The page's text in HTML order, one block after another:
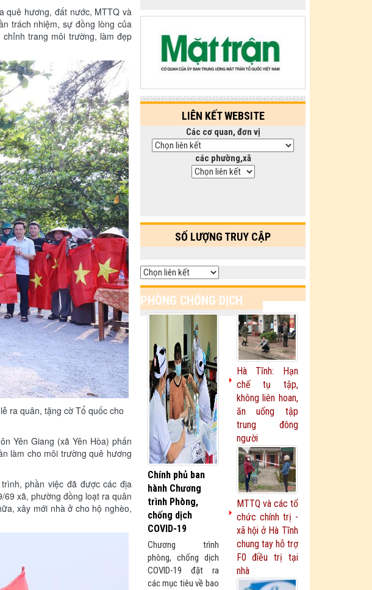
quê hương, đất nước, MTTQ và
trách nhiệm, sự đồng lòng của
trang môi trường, làm đẹp
ra quân, tặng cờ Tổ quốc cho
Yên Giang (xã Yên Hòa) phấn
làm cho môi trường quê hương
phần việc đã được các địa
xã, phường đồng loạt ra quân
xây mới nhà ở cho hộ nghèo,
LIÊN KẾT WEBSITE
Các cơ quan, đơn vị
các phường,xã
SỐ LƯỢNG TRUY CẬP
PHÒNG CHỐNG DỊCH
COVID-19
Xem thêm
Chính phủ ban
hành Chương
trình Phòng,
chống dịch
COVID-19
Chương trình
phòng, chống dịch
COVID-19 đặt ra
các mục tiêu về bao
Hà Tĩnh: Hạn
chế tụ tập,
không liên hoan,
ăn uống tập
trung đông
người
MTTQ và các tổ
chức chính trị -
xã hội ở Hà Tĩnh
chung tay hỗ trợ
F0 điều trị tại
nhà